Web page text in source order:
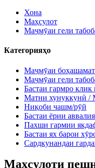
Хона
Маҳсулот
Маҷмӯаи гели
Категорияҳо
Маҷмӯаи
Маҷмӯаи гели
Бастаи гармро клик
Матни хунуккунӣ /
Ниқоби чашм/рӯй
Бастаи ёрии
Пахши гармии
Бастаи ях барои
Сардкунандаи
Маҳсулоти